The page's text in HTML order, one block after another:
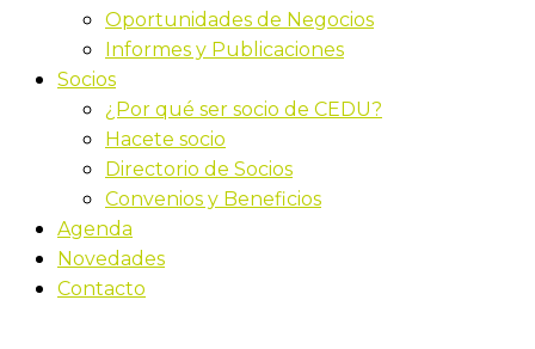
Oportunidades de Negocios
Informes y Publicaciones
Socios
¿Por qué ser socio de CEDU?
Hacete socio
Directorio de Socios
Convenios y Beneficios
Agenda
Novedades
Contacto